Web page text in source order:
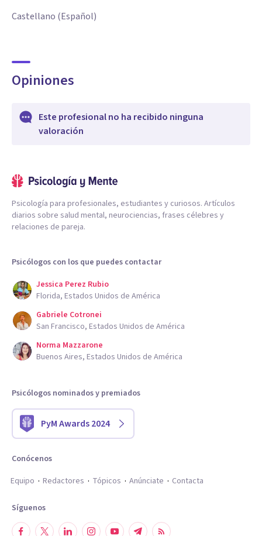
Castellano (Español)
Opiniones
Este profesional no ha recibido ninguna
valoración
Psicología para profesionales, estudiantes y curiosos. Artículos
diarios sobre salud mental, neurociencias, frases célebres y
relaciones de pareja.
Psicólogos con los que puedes contactar
Jessica Perez Rubio
Florida, Estados Unidos de América
Gabriele Cotronei
San Francisco, Estados Unidos de América
Norma Mazzarone
Buenos Aires, Estados Unidos de América
Psicólogos nominados y premiados
PyM Awards 2024
Conócenos
Equipo
Redactores Tópicos Anúnciate Contacta
Síguenos